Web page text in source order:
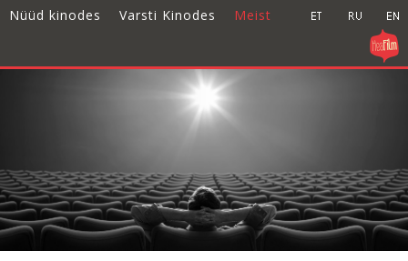
Nüüd kinodes Varsti Kinodes Meist